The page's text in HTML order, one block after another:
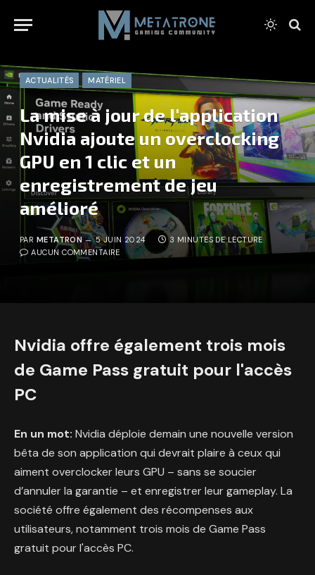
ACTUALITÉS MATÉRIEL
La mise à jour de l'application
Nvidia ajoute un overclocking
GPU en 1 clic et un
enregistrement de jeu
amélioré
PAR METATRON 5 JUIN 2024
3 MINUTES DE LECTURE
AUCUN COMMENTAIRE
Nvidia offre également trois mois
de Game Pass gratuit pour l'accès
PC
En un mot: Nvidia déploie demain une nouvelle version
bêta de son application qui devrait plaire à ceux qui
aiment overclocker leurs GPU – sans se soucier
d’annuler la garantie – et enregistrer leur gameplay. La
société offre également des récompenses aux
utilisateurs, notamment trois mois de Game Pass
gratuit pour l'accès PC.